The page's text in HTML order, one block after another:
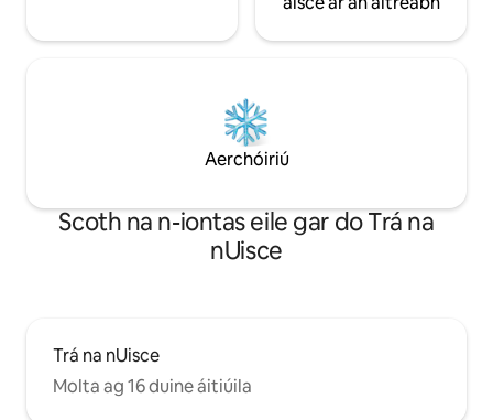
Aerchóiriú
Scoth na n-iontas eile gar do Trá na
nUisce
Trá na nUisce
Molta ag 16 duine áitiúila